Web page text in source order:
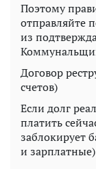
Поэтому
отправляйте
из
Договор
счетов)
Если долг
платить
заблокирует
и